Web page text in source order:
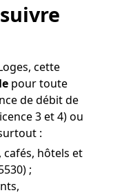
cette
pour toute
de débit de
3 et 4) ou
:
hôtels et
;